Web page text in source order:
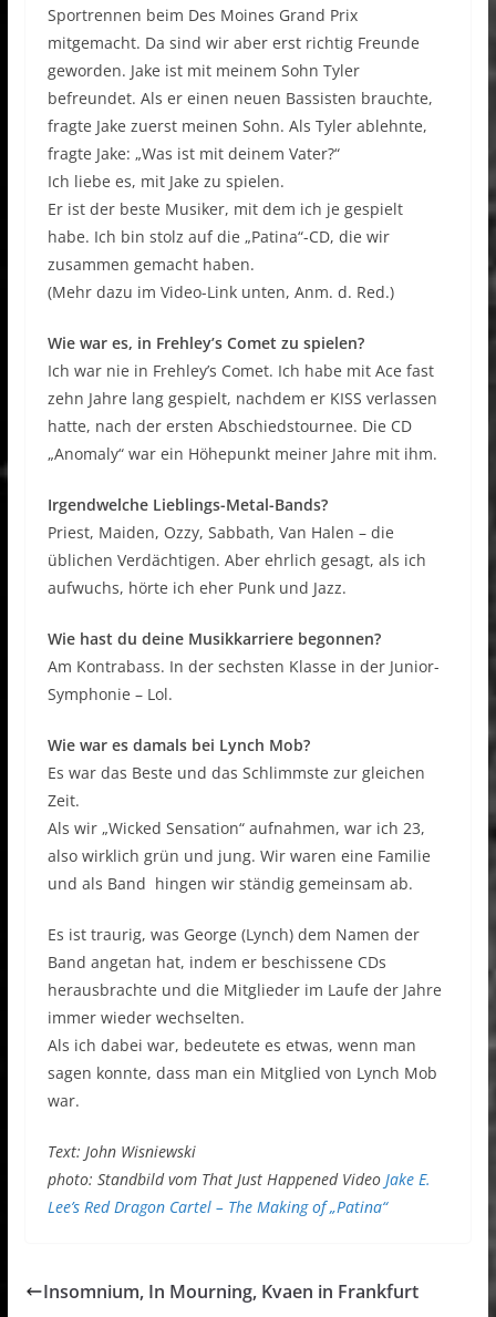
Sportrennen beim Des Moines Grand Prix
mitgemacht. Da sind wir aber erst richtig Freunde
geworden. Jake ist mit meinem Sohn Tyler
befreundet. Als er einen neuen Bassisten brauchte,
fragte Jake zuerst meinen Sohn. Als Tyler ablehnte,
fragte Jake: „Was ist mit deinem Vater?“
Ich liebe es, mit Jake zu spielen.
Er ist der beste Musiker, mit dem ich je gespielt
habe. Ich bin stolz auf die „Patina“-CD, die wir
zusammen gemacht haben.
(Mehr dazu im Video-Link unten, Anm. d. Red.)
Wie war es, in Frehley’s Comet zu spielen?
Ich war nie in Frehley’s Comet. Ich habe mit Ace fast
zehn Jahre lang gespielt, nachdem er KISS verlassen
hatte, nach der ersten Abschiedstournee. Die CD
„Anomaly“ war ein Höhepunkt meiner Jahre mit ihm.
Irgendwelche Lieblings-Metal-Bands?
Priest, Maiden, Ozzy, Sabbath, Van Halen – die
üblichen Verdächtigen. Aber ehrlich gesagt, als ich
aufwuchs, hörte ich eher Punk und Jazz.
Wie hast du deine Musikkarriere begonnen?
Am Kontrabass. In der sechsten Klasse in der Junior-
Symphonie – Lol.
Wie war es damals bei Lynch Mob?
Es war das Beste und das Schlimmste zur gleichen
Zeit.
Als wir „Wicked Sensation“ aufnahmen, war ich 23,
also wirklich grün und jung. Wir waren eine Familie
und als Band hingen wir ständig gemeinsam ab.
Es ist traurig, was George (Lynch) dem Namen der
Band angetan hat, indem er beschissene CDs
herausbrachte und die Mitglieder im Laufe der Jahre
immer wieder wechselten.
Als ich dabei war, bedeutete es etwas, wenn man
sagen konnte, dass man ein Mitglied von Lynch Mob
war.
Text: John Wisniewski
photo: Standbild vom That Just Happened Video Jake E.
Lee’s Red Dragon Cartel – The Making of „Patina“
Insomnium, In Mourning, Kvaen in Frankfurt